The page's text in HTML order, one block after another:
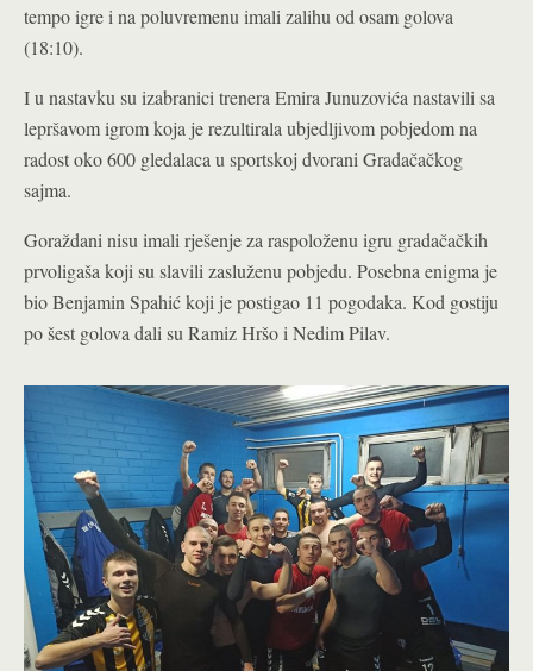
tempo igre i na poluvremenu imali zalihu od osam golova
(18:10).
I u nastavku su izabranici trenera Emira Junuzovića nastavili sa
lepršavom igrom koja je rezultirala ubjedljivom pobjedom na
radost oko 600 gledalaca u sportskoj dvorani Gradačačkog
sajma.
Goraždani nisu imali rješenje za raspoloženu igru gradačačkih
prvoligaša koji su slavili zasluženu pobjedu. Posebna enigma je
bio Benjamin Spahić koji je postigao 11 pogodaka. Kod gostiju
po šest golova dali su Ramiz Hršo i Nedim Pilav.